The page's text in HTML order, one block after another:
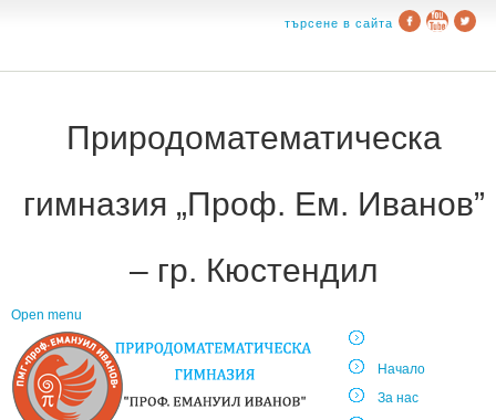
търсене в сайта
Природоматематическа
гимназия „Проф. Ем. Иванов”
– гр. Кюстендил
Open menu
Начало
За нас